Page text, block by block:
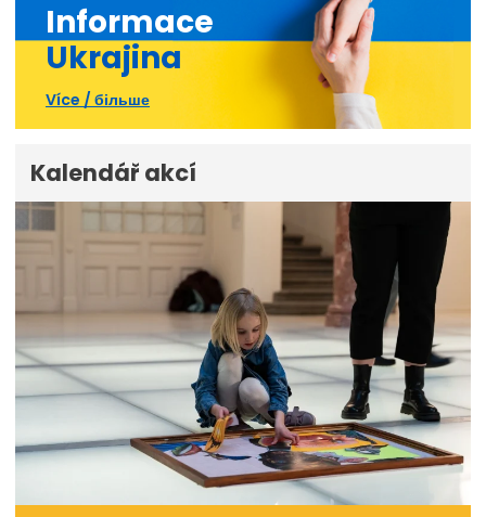
Informace
Ukrajina
Více / більше
Kalendář akcí